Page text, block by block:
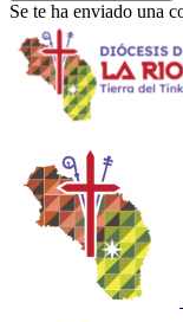
Se te ha enviado una